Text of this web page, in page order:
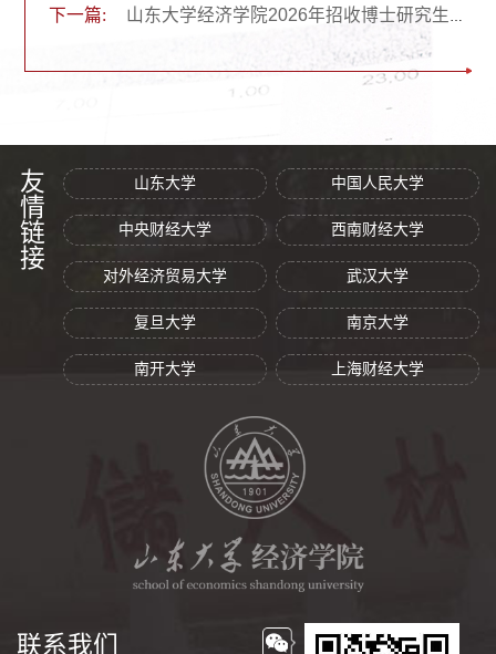
下一篇: 山东大学经济学院2026年招收博士研究生实施办法（第二批次）
友情链接 山东大学 中国人民大学
中央财经大学 西南财经大学
对外经济贸易大学 武汉大学
复旦大学 南京大学
南开大学 上海财经大学
联系我们